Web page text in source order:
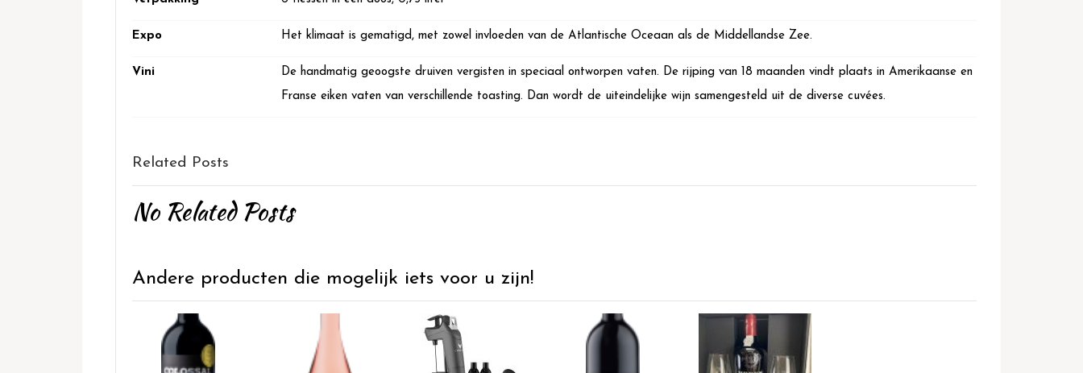
Expo Het klimaat is gematigd, met zowel invloeden van de Atlantische Oceaan als de Middellandse Zee.
Vini
De handmatig geoogste druiven vergisten in speciaal ontworpen vaten. De rijping van 18 maanden vindt plaats in Amerikaanse en
Franse eiken vaten van verschillende toasting. Dan wordt de uiteindelijke wijn samengesteld uit de diverse cuvées.
Related Posts
No Related Posts
Andere producten die mogelijk iets voor u zijn!